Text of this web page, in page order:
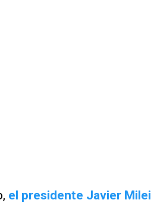
el presidente Javier Milei